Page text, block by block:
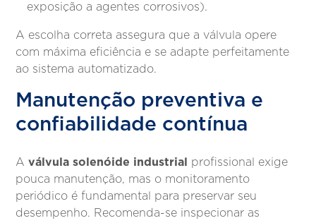
exposição a agentes corrosivos).
A escolha correta assegura que a válvula opere
com máxima eficiência e se adapte perfeitamente
ao sistema automatizado.
Manutenção preventiva e
confiabilidade contínua
Aválvula solenóide industrial profissional exige
pouca manutenção, mas o monitoramento
periódico é fundamental para preservar seu
desempenho. Recomenda-se inspecionar as